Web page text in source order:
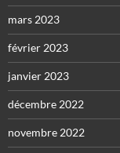
mars 2023
février 2023
janvier 2023
décembre 2022
novembre 2022